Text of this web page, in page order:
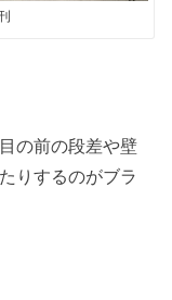
の前の段差や壁
りするのがブラ